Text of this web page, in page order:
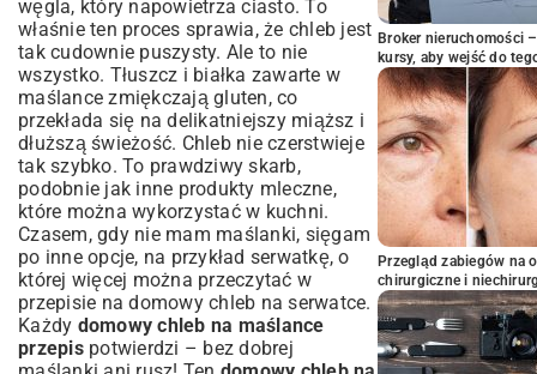
węgla, który napowietrza ciasto. To
właśnie ten proces sprawia, że chleb jest
tak cudownie puszysty. Ale to nie
wszystko. Tłuszcz i białka zawarte w
maślance zmiękczają gluten, co
przekłada się na delikatniejszy miąższ i
dłuższą świeżość. Chleb nie czerstwieje
tak szybko. To prawdziwy skarb,
podobnie jak inne produkty mleczne,
które można wykorzystać w kuchni.
Czasem, gdy nie mam maślanki, sięgam
po inne opcje, na przykład serwatkę, o
której więcej można przeczytać w
przepisie na domowy chleb na serwatce.
Każdy domowy chleb na maślance
przepispotwierdzi – bez dobrej
Broker nieruchomości
kursy, aby wejść do
Przegląd zabiegów na
chirurgiczne i